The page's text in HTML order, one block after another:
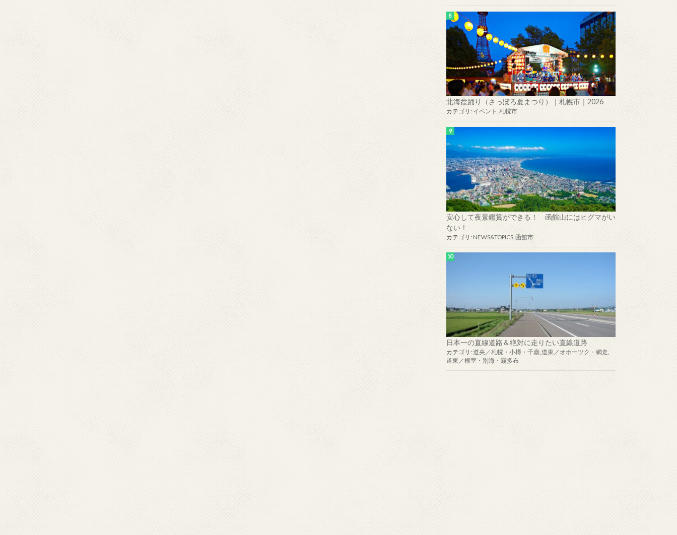
北海盆踊り（さっぽろ夏まつり）｜札幌市｜2026
カテゴリ: イベント 札幌市
安心して夜景鑑賞ができる！ 函館山にはヒグマがい
ない！
カテゴリ: NEWS&TOPICS 函館市
日本一の直線道路＆絶対に走りたい直線道路
カテゴリ: 道央／札幌・小樽・千歳 道東／オホーツク・網走
道東／根室・別海・霧多布